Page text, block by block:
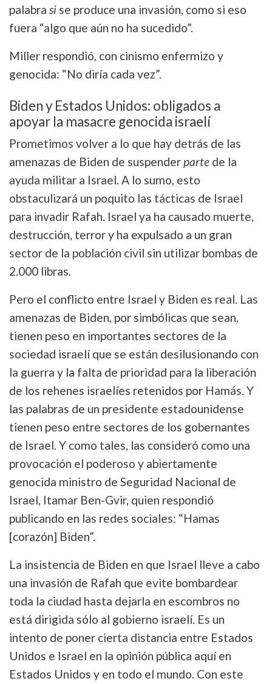
palabra si se produce una invasión, como si eso
fuera “algo que aún no ha sucedido”.
Miller respondió, con cinismo enfermizo y
genocida: “No diría cada vez”.
Biden y Estados Unidos: obligados a
apoyar la masacre genocida israelí
Prometimos volver a lo que hay detrás de las
amenazas de Biden de suspenderparte de la
ayuda militar a Israel. A lo sumo, esto
obstaculizará un poquito las tácticas de Israel
para invadir Rafah. Israel ya ha causado muerte,
destrucción, terror y ha expulsado a un gran
sector de la población civil sin utilizar bombas de
2.000 libras.
Pero el conflicto entre Israel y Biden es real. Las
amenazas de Biden, por simbólicas que sean,
tienen peso en importantes sectores de la
sociedad israelí que se están desilusionando con
la guerra y la falta de prioridad para la liberación
de los rehenes israelíes retenidos por Hamás. Y
las palabras de un presidente estadounidense
tienen peso entre sectores de los gobernantes
de Israel. Y como tales, las consideró como una
provocación el poderoso y abiertamente
genocida ministro de Seguridad Nacional de
Israel, Itamar Ben-Gvir, quien respondió
publicando en las redes sociales: “Hamas
[corazón] Biden”.
La insistencia de Biden en que Israel lleve a cabo
una invasión de Rafah que evite bombardear
toda la ciudad hasta dejarla en escombros no
está dirigida sólo al gobierno israelí. Es un
intento de poner cierta distancia entre Estados
Unidos e Israel en la opinión pública aquí en
Estados Unidos y en todo el mundo. Con este